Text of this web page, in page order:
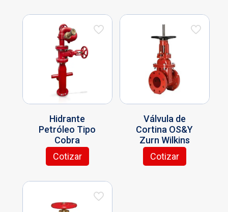
Hidrante
Petróleo Tipo
Cobra
Cotizar
Válvula de
Cortina OS&Y
Zurn Wilkins
Cotizar
Este